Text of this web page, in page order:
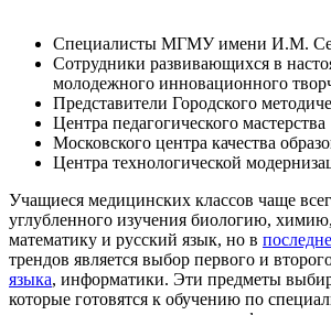
Специалисты МГМУ имени И.М.
Сотрудники развивающихся в
молодежного инновационного
Представители Городского
Центра педагогического мастерства
Московского центра качества
Центра технологической
Учащиеся медицинских классов чаще
углубленного изучения биологию,
математику и русский язык, но в
трендов является выбор первого и
языка, информатики. Эти предметы
которые готовятся к обучению по